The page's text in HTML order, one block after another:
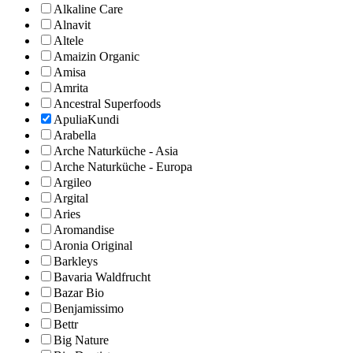
Alkaline Care
Alnavit
Altele
Amaizin Organic
Amisa
Amrita
Ancestral Superfoods
ApuliaKundi
Arabella
Arche Naturküche - Asia
Arche Naturküche - Europa
Argileo
Argital
Aries
Aromandise
Aronia Original
Barkleys
Bavaria Waldfrucht
Bazar Bio
Benjamissimo
Bettr
Big Nature